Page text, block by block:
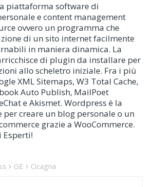
piattaforma software di
e content management
ovvero un programma che
di un sito internet facilmente
in maniera dinamica. La
di plugin da installare per
allo scheletro iniziale. Fra i più
XML Sitemaps, W3 Total Cache,
Auto Publish, MailPoet
e Akismet. Wordpress è la
per creare un blog personale o un
grazie a WooCommerce.
GE Cicagna